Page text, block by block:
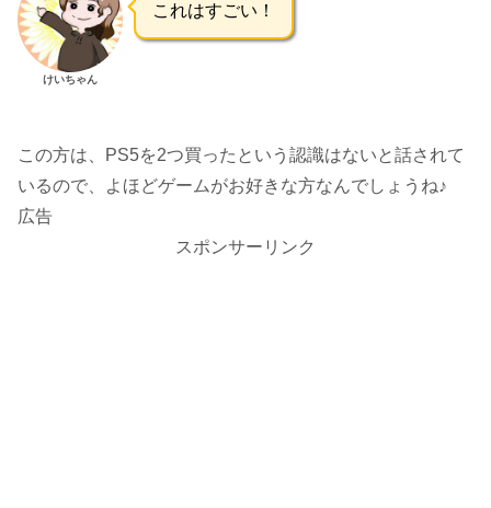
けいちゃん
これはすごい！
この方は、PS5を2つ買ったという認識はないと話されて
いるので、よほどゲームがお好きな方なんでしょうね♪
広告
スポンサーリンク